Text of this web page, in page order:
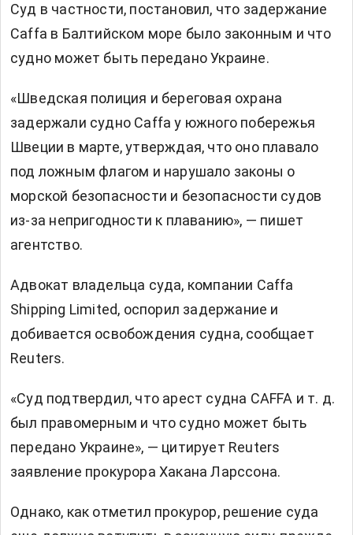
Суд в частности, постановил, что задержание
Caffa в Балтийском море было законным и что
судно может быть передано Украине.
«Шведская полиция и береговая охрана
задержали судно Caffa у южного побережья
Швеции в марте, утверждая, что оно плавало
под ложным флагом и нарушало законы о
морской безопасности и безопасности судов
из-за ⁠непригодности к плаванию», — пишет
агентство.
Адвокат владельца суда, компании Caffa
Shipping Limited, оспорил задержание и
добивается освобождения судна, сообщает
Reuters.
«Суд подтвердил, что арест судна CAFFA и т. д.
был правомерным и что судно может быть
передано Украине», — цитирует Reuters
заявление прокурора Хакана Ларссона.
Однако, как отметил прокурор, решение суда